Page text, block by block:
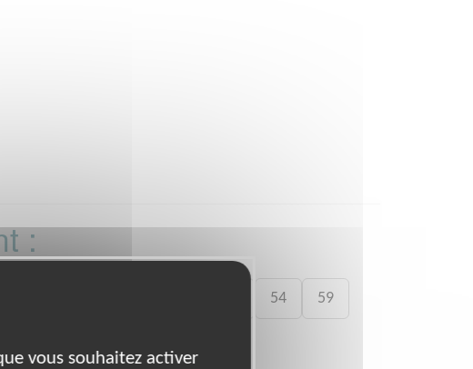
:
54 59
vous souhaitez activer